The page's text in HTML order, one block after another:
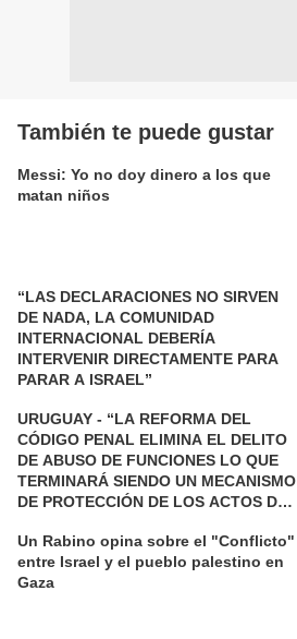
También te puede gustar
Messi: Yo no doy dinero a los que
matan niños
“LAS DECLARACIONES NO SIRVEN
DE NADA, LA COMUNIDAD
INTERNACIONAL DEBERÍA
INTERVENIR DIRECTAMENTE PARA
PARAR A ISRAEL”
URUGUAY - “LA REFORMA DEL
CÓDIGO PENAL ELIMINA EL DELITO
DE ABUSO DE FUNCIONES LO QUE
TERMINARÁ SIENDO UN MECANISMO
DE PROTECCIÓN DE LOS ACTOS DE
Un Rabino opina sobre el "Conflicto"
entre Israel y el pueblo palestino en
Gaza